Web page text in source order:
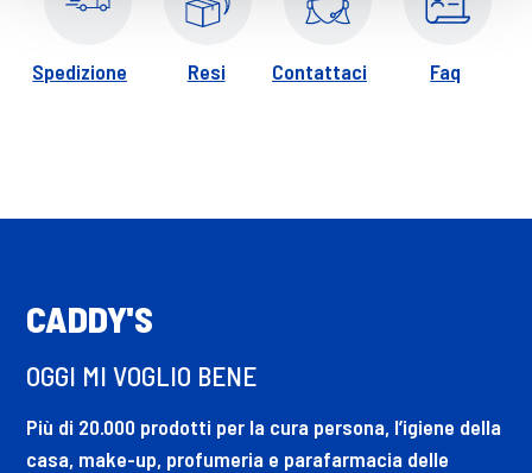
Spedizione Resi Contattaci Faq
CADDY'S
OGGI MI VOGLIO BENE
Più di 20.000 prodotti per la cura persona, l’igiene della
casa, make-up, profumeria e parafarmacia delle